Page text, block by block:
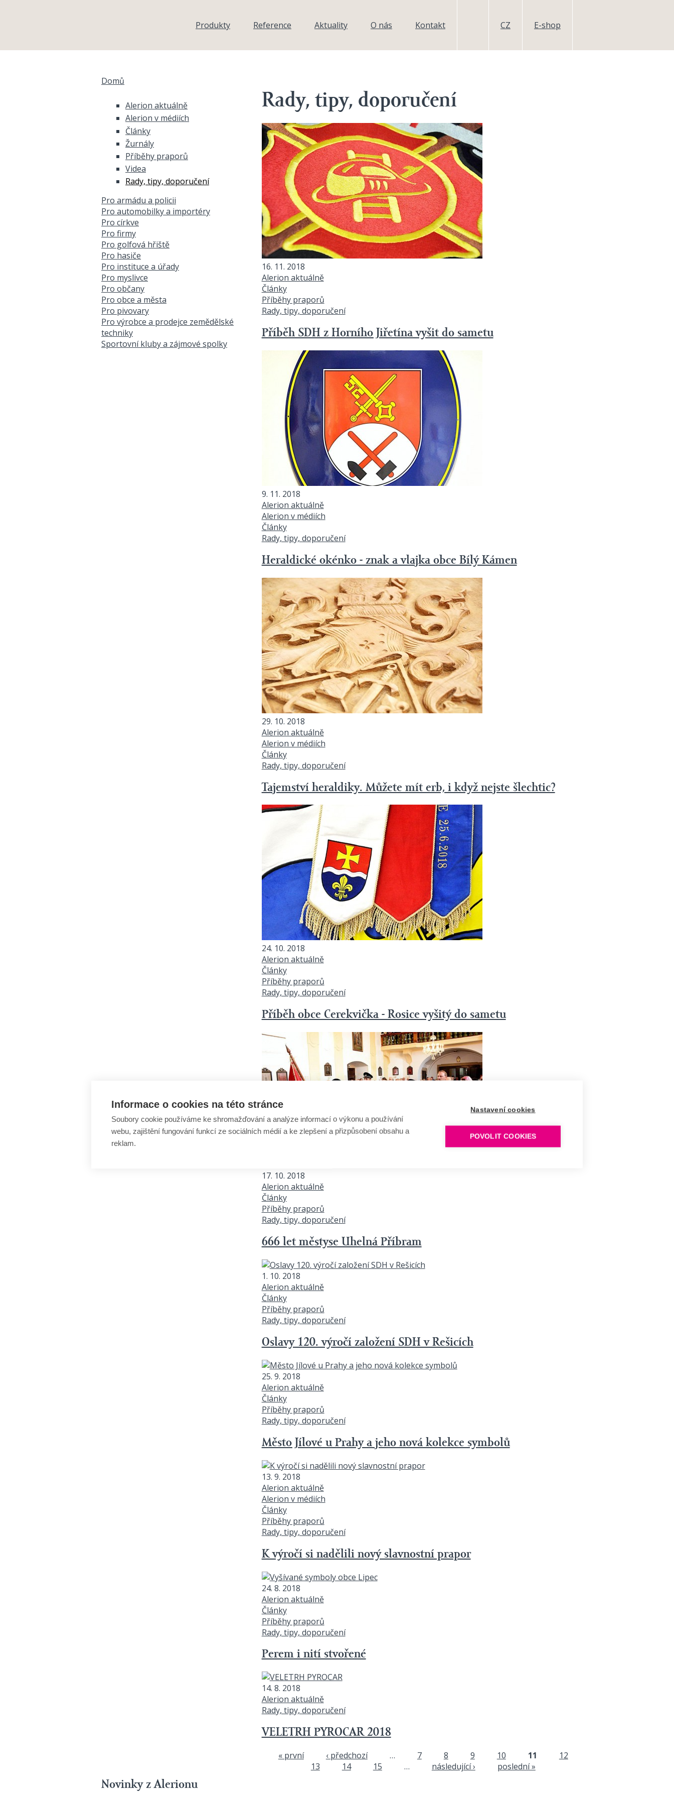
Produkty
Reference Aktuality O nás Kontakt CZ E-shop
Domů
Rady, tipy, doporučení
16. 11. 2018
Alerion aktuálně
Články
Příběhy praporů
Rady, tipy, doporučení
Příběh SDH z Horního Jiřetína vyšit do sametu
9. 11. 2018
Alerion aktuálně
Alerion v médiích
Články
Rady, tipy, doporučení
Heraldické okénko - znak a vlajka obce Bílý Kámen
29. 10. 2018
Alerion aktuálně
Alerion v médiích
Články
Rady, tipy, doporučení
Tajemství heraldiky. Můžete mít erb, i když nejste šlechtic?
24. 10. 2018
Alerion aktuálně
Články
Příběhy praporů
Rady, tipy, doporučení
Příběh obce Cerekvička - Rosice vyšitý do sametu
17. 10. 2018
Alerion aktuálně
Články
Příběhy praporů
Rady, tipy, doporučení
666 let městyse Uhelná Příbram
1. 10. 2018
Alerion aktuálně
Články
Příběhy praporů
Rady, tipy, doporučení
Oslavy 120. výročí založení SDH v Rešicích
25. 9. 2018
Alerion aktuálně
Články
Příběhy praporů
Rady, tipy, doporučení
Město Jílové u Prahy a jeho nová kolekce symbolů
13. 9. 2018
Alerion aktuálně
Alerion v médiích
Články
Příběhy praporů
Rady, tipy, doporučení
K výročí si nadělili nový slavnostní prapor
24. 8. 2018
Alerion aktuálně
Články
Příběhy praporů
Rady, tipy, doporučení
Perem i nití stvořené
14. 8. 2018
Alerion aktuálně
Rady, tipy, doporučení
VELETRH PYROCAR 2018
« první ‹ předchozí … 7 8 9 10 11
12
13
14 15 … následující › poslední »
Alerion aktuálně
Alerion v médiích
Články
Žurnály
Příběhy praporů
Videa
Rady, tipy, doporučení
Pro armádu a policii
Pro automobilky a importéry
Pro církve
Pro firmy
Pro golfová hřiště
Pro hasiče
Pro instituce a úřady
Pro myslivce
Pro občany
Pro obce a města
Pro pivovary
Pro výrobce a prodejce zemědělské
techniky
Sportovní kluby a zájmové spolky
Novinky z Alerionu
Informace o cookies na této stránce
Soubory cookie používáme ke shromažďování a analýze informací o výkonu a používání
webu, zajištění fungování funkcí ze sociálních médií a ke zlepšení a přizpůsobení obsahu a
reklam.
Nastavení cookies
POVOLIT COOKIES